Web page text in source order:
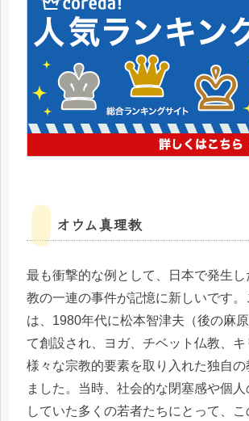
オウム真理教
最も衝撃的な例として、日本で発生
教の一連の事件が記憶に新しいです
は、1980年代に松本智津夫（後の麻
て創設され、ヨガ、チベット仏教、
様々な宗教的要素を取り入れた独自の
ました。当時、社会的な閉塞感や個
していた多くの若者たちにとって、